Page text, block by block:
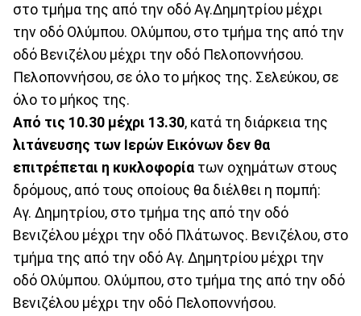
στο τμήμα της από την οδό Αγ.Δημητρίου μέχρι
την οδό Ολύμπου. Ολύμπου, στο τμήμα της από την
οδό Βενιζέλου μέχρι την οδό Πελοποννήσου.
Πελοποννήσου, σε όλο το μήκος της. Σελεύκου, σε
όλο το μήκος της.
Από τις 10.30 μέχρι 13.30, κατά τη διάρκεια της
λιτάνευσης των Ιερών Εικόνων δεν θα
επιτρέπεται η κυκλοφορία των οχημάτων στους
δρόμους, από τους οποίους θα διέλθει η πομπή:
Αγ. Δημητρίου, στο τμήμα της από την οδό
Βενιζέλου μέχρι την οδό Πλάτωνος. Βενιζέλου, στο
τμήμα της από την οδό Αγ. Δημητρίου μέχρι την
οδό Ολύμπου. Ολύμπου, στο τμήμα της από την οδό
Βενιζέλου μέχρι την οδό Πελοποννήσου.